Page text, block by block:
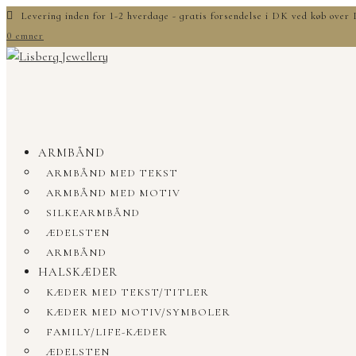
Levering inden for 1-2 hverdage - gratis forsendelse i DK ved køb
0 emner
ARMBÅND
ARMBÅND MED TEKST
ARMBÅND MED MOTIV
SILKEARMBÅND
ÆDELSTEN
ARMBÅND
HALSKÆDER
KÆDER MED TEKST/TITLER
KÆDER MED MOTIV/SYMBOLER
FAMILY/LIFE-KÆDER
ÆDELSTEN